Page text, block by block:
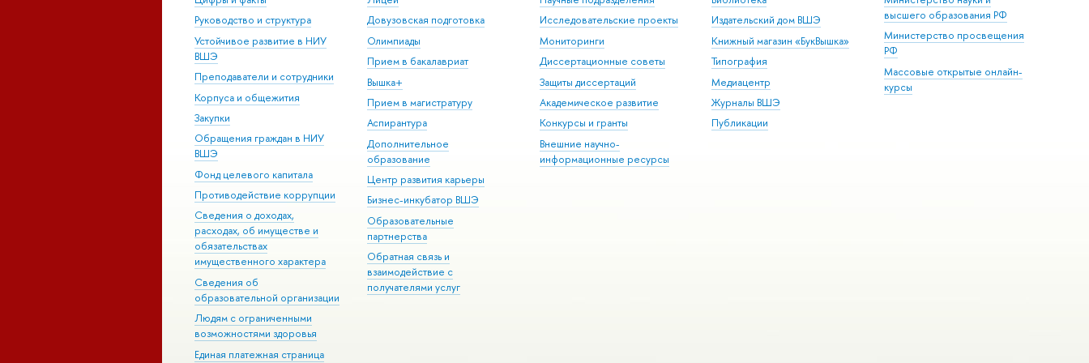
Руководство и структура
Устойчивое развитие в НИУ
ВШЭ
Преподаватели и сотрудники
Корпуса и общежития
Закупки
Обращения граждан в НИУ
ВШЭ
Фонд целевого капитала
Противодействие коррупции
Сведения о доходах,
расходах, об имуществе и
обязательствах
имущественного характера
Сведения об
образовательной организации
Людям с ограниченными
возможностями здоровья
Единая платежная страница
Довузовская подготовка
Олимпиады
Прием в бакалавриат
Вышка+
Прием в магистратуру
Аспирантура
Дополнительное
образование
Центр развития карьеры
Бизнес-инкубатор ВШЭ
Образовательные
партнерства
Обратная связь и
взаимодействие с
получателями услуг
Исследовательские проекты
Мониторинги
Диссертационные советы
Защиты диссертаций
Академическое развитие
Конкурсы и гранты
Внешние научно-
информационные ресурсы
Издательский дом ВШЭ
Книжный магазин «БукВышка»
Типография
Медиацентр
Журналы ВШЭ
Публикации
высшего образования РФ
Министерство просвещения
РФ
Массовые открытые онлайн-
курсы